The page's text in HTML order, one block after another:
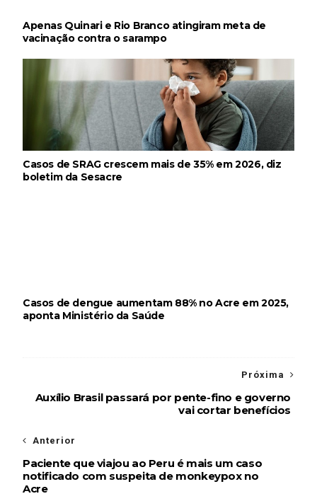
Apenas Quinari e Rio Branco atingiram meta de
vacinação contra o sarampo
Casos de SRAG crescem mais de 35% em 2026, diz
boletim da Sesacre
Casos de dengue aumentam 88% no Acre em 2025,
aponta Ministério da Saúde
Próxima
Auxílio Brasil passará por pente-fino e governo
vai cortar benefícios
Anterior
Paciente que viajou ao Peru é mais um caso
notificado com suspeita de monkeypox no
Acre